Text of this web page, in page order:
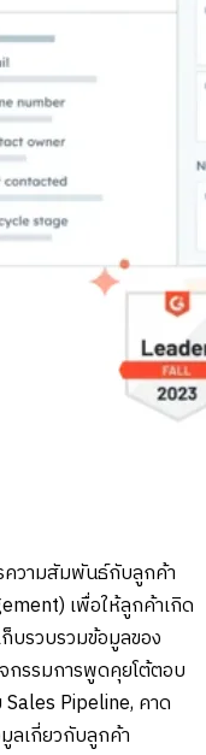
ความสัมพันธ์กับลูกค้า
เพื่อให้ลูกค้าเกิด
บรวบรวมข้อมูลของ
กรรมการพูดคุยโต้ตอบ
Pipeline, คาด
ลเกี่ยวกับลูกค้า